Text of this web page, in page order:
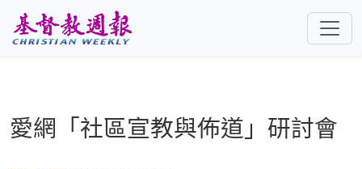
愛網「社區宣教與佈道」研討會